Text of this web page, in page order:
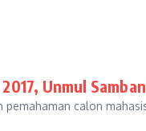
Unmul
calon